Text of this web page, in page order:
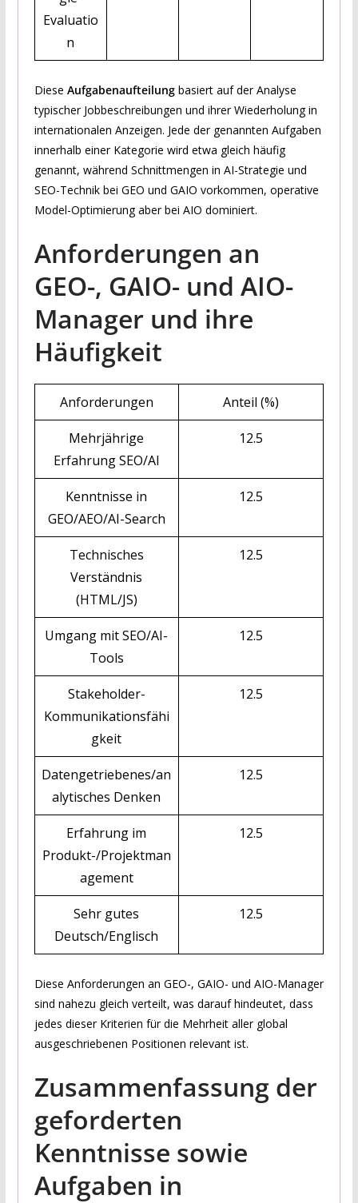
Evaluatio
n
Diese Aufgabenaufteilungbasiert auf der Analyse
typischer Jobbeschreibungen und ihrer Wiederholung in
internationalen Anzeigen. Jede der genannten Aufgaben
innerhalb einer Kategorie wird etwa gleich häufig
genannt, während Schnittmengen in AI-Strategie und
SEO-Technik bei GEO und GAIO vorkommen, operative
Model-Optimierung aber bei AIO dominiert.
Anforderungen an
GEO-, GAIO- und AIO-
Manager und ihre
Häufigkeit
Anforderungen Anteil (%)
Mehrjährige
Erfahrung SEO/AI
12.5
Kenntnisse in
GEO/AEO/AI-Search
12.5
Technisches
Verständnis
(HTML/JS)
12.5
Umgang mit SEO/AI-
Tools
12.5
Stakeholder-
Kommunikationsfähi
gkeit
12.5
Datengetriebenes/an
alytisches Denken
12.5
Erfahrung im
Produkt-/Projektman
agement
12.5
Sehr gutes
Deutsch/Englisch
12.5
Diese Anforderungen an GEO-, GAIO- und AIO-Manager
sind nahezu gleich verteilt, was darauf hindeutet, dass
jedes dieser Kriterien für die Mehrheit aller global
ausgeschriebenen Positionen relevant ist.
Zusammenfassung der
geforderten
Kenntnisse sowie
Aufgaben in